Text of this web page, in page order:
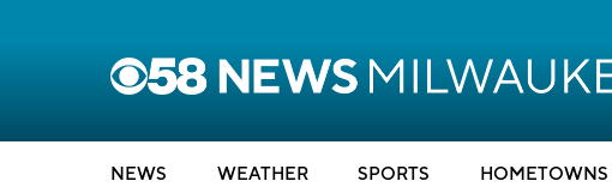
NEWS WEATHER SPORTS HOMETOWNS